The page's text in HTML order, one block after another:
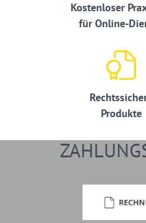
Kostenloser
für Online-
Produkte